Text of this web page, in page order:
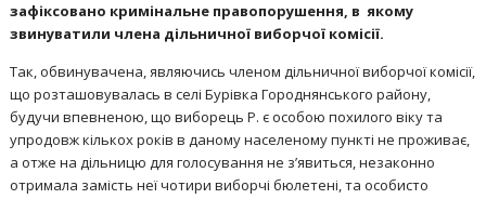
зафіксовано кримінальне правопорушення, в якому
звинуватили члена дільничної виборчої комісії.
Так, обвинувачена, являючись членом дільничної виборчої комісії,
що розташовувалась в селі Бурівка Городнянського району,
будучи впевненою, що виборець Р. є особою похилого віку та
упродовж кількох років в даному населеному пункті не проживає,
а отже на дільницю для голосування не з’явиться, незаконно
отримала замість неї чотири виборчі бюлетені, та особисто